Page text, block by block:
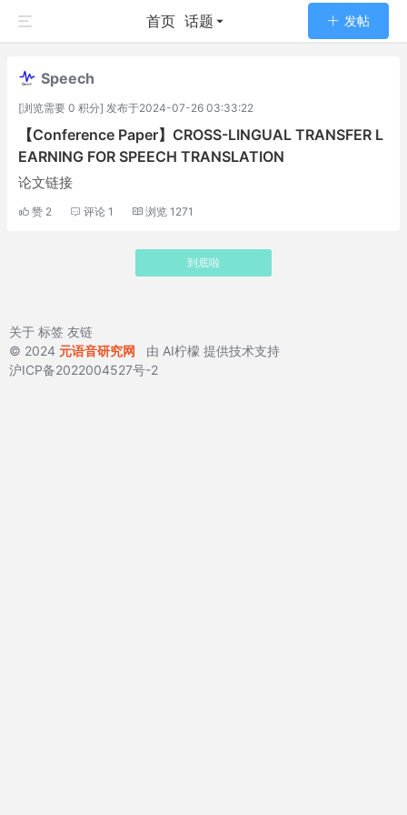
首页 话题 发帖
Speech
[浏览需要 0 积分] 发布于2024-07-26 03:33:22
【Conference Paper】CROSS-LINGUAL TRANSFER L
EARNING FOR SPEECH TRANSLATION
论文链接
赞 2 评论 1 浏览 1271
到底啦
关于 标签 友链
© 2024 元语音研究网 由 AI柠檬 提供技术支持
沪ICP备2022004527号-2